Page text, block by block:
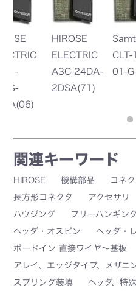
HIROSE
ELECTRIC
A3C-24DA-
2DSA(71)
Samtec
CLT-109-
01-G-D
関連キーワード
HIROSE 機構部品
コネ
長方形コネクタ
アクセサリ
ハウジング
フリーハンギン
ヘッダ・オスピン
ヘッダ・
ボードイン 直接ワイヤ～基板
アレイ、エッジタイプ、メザニ
スプリング装填
ヘッダ、特